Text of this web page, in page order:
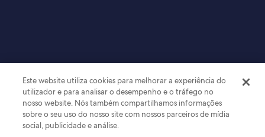
Este website utiliza cookies para melhorar a experiência do
utilizador e para analisar o desempenho e o tráfego no
nosso website. Nós também compartilhamos informações
sobre o seu uso do nosso site com nossos parceiros de mídia
social, publicidade e análise.